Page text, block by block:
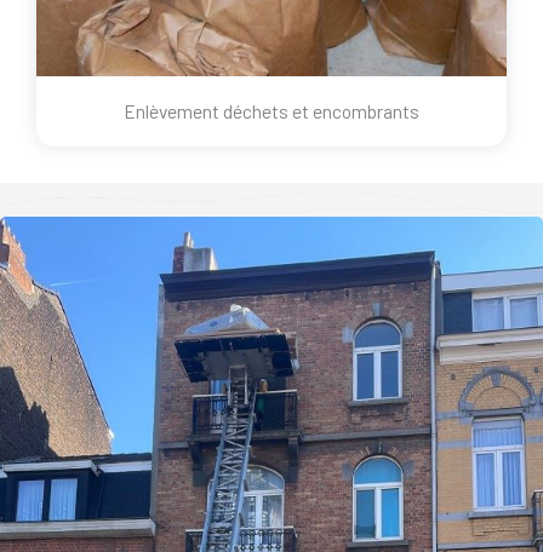
Enlèvement déchets et encombrants